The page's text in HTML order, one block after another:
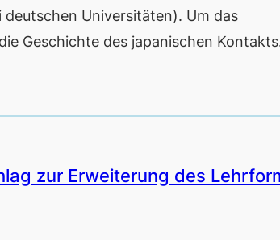
Universitäten). Um das
Geschichte des japanischen
zur Erweiterung des